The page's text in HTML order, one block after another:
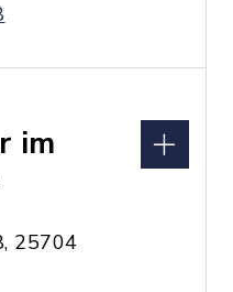
im
25704